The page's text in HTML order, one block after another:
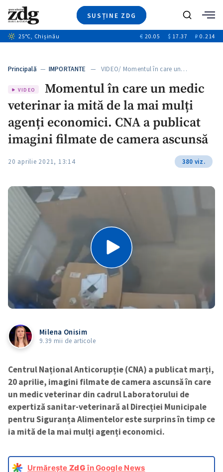
SUSȚINE ZDG
Ştiri
+6
Special
Blog
+2
ZdGust
Caută
25°C, Chișinău € 20.05 $ 17.37 ₽ 0.214
Principală — IMPORTANTE — VIDEO/ Momentul în care un…
VIDEO
Momentul în care un medic
veterinar ia mită de la mai mulți
agenți economici. CNA a publicat
imagini filmate de camera ascunsă
20 aprilie 2021, 13:14 380 viz.
Milena Onisim
9.39 mii de articole
Centrul Național Anticorupție (CNA) a publicat marți,
20 aprilie, imagini filmate de camera ascunsă în care
un medic veterinar din cadrul Laboratorului de
expertiză sanitar-veterinară al Direcției Municipale
pentru Siguranța Alimentelor este surprins în timp ce
ia mită de la mai mulți agenți economici.
Urmărește ZdGîn Google News